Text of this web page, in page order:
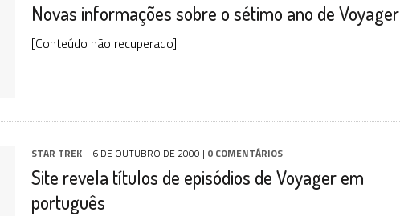
Novas informações sobre o sétimo ano de Voyager
[Conteúdo não recuperado]
STAR TREK 6 DE OUTUBRO DE 2000 | 0 COMENTÁRIOS
Site revela títulos de episódios de Voyager em
português